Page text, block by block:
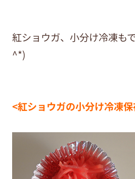
紅ショウガ、小分け冷凍も
^*)
<紅ショウガの小分け冷凍